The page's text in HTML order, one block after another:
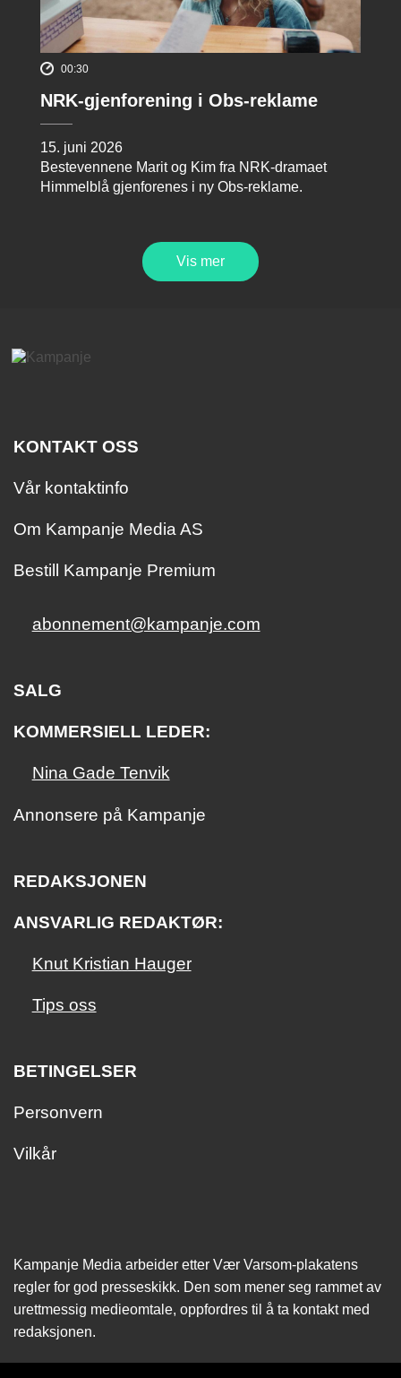
00:30
NRK-gjenforening i Obs-reklame
15. juni 2026
Bestevennene Marit og Kim fra NRK-dramaet
Himmelblå gjenforenes i ny Obs-reklame.
Vis mer
KONTAKT OSS
Vår kontaktinfo
Om Kampanje Media AS
Bestill Kampanje Premium
abonnement@kampanje.com
SALG
KOMMERSIELL LEDER:
Nina Gade Tenvik
Annonsere på Kampanje
REDAKSJONEN
ANSVARLIG REDAKTØR:
Knut Kristian Hauger
Tips oss
BETINGELSER
Personvern
Vilkår
Kampanje Media arbeider etter Vær Varsom-plakatens
regler for god presseskikk. Den som mener seg rammet av
urettmessig medie­omtale, oppfordres til å ta kontakt med
redaksjonen.